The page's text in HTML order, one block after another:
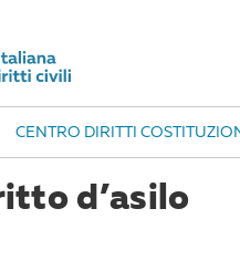
CENTRO DIRITTI
d’asilo